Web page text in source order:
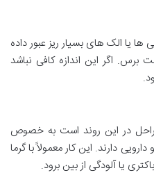
یا الک های بسیار ریز عبور داده
برس. اگر این اندازه کافی نباشد
در این روند است به خصوص
دارند. این کار معمولاً با گرما
یا آلودگی از بین برود.